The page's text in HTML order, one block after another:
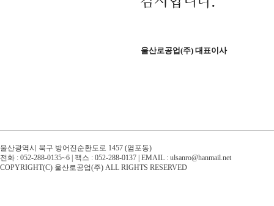
울산로공업(주) 대표이사
울산광역시 북구 방어진순환도로 1457 (염포동)
전화 : 052-288-0135~6 | 팩스 : 052-288-0137 | EMAIL : ulsanro@hanmail.net
COPYRIGHT(C) 울산로공업(주) ALL RIGHTS RESERVED